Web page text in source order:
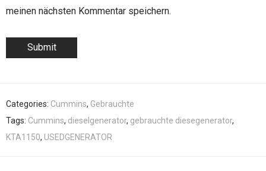
meinen nächsten Kommentar speichern.
Categories: Cummins, Gebrauchte
Tags: Cummins, dieselgenerator, gebrauchte diesegenerator,
KTA1150, USEDGENERATOR